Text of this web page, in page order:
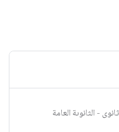
- الثانوىة العامة